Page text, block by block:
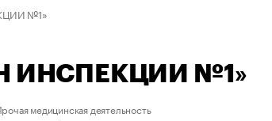
№1»
ИНСПЕКЦИИ №1»
медицинская деятельность